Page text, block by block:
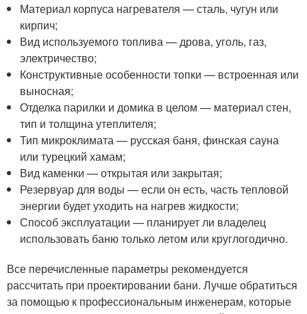
Материал корпуса нагревателя — сталь, чугун или
кирпич;
Вид используемого топлива — дрова, уголь, газ,
электричество;
Конструктивные особенности топки — встроенная или
выносная;
Отделка парилки и домика в целом — материал стен,
тип и толщина утеплителя;
Тип микроклимата — русская баня, финская сауна
или турецкий хамам;
Вид каменки — открытая или закрытая;
Резервуар для воды — если он есть, часть тепловой
энергии будет уходить на нагрев жидкости;
Способ эксплуатации — планирует ли владелец
использовать баню только летом или круглогодично.
Все перечисленные параметры рекомендуется
рассчитать при проектировании бани. Лучше обратиться
за помощью к профессиональным инженерам, которые